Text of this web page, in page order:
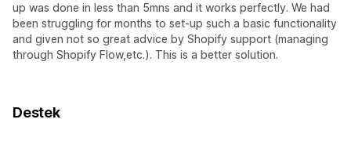
up was done in less than 5mns and it works perfectly. We had
been struggling for months to set-up such a basic functionality
and given not so great advice by Shopify support (managing
through Shopify Flow,etc.). This is a better solution.
Destek